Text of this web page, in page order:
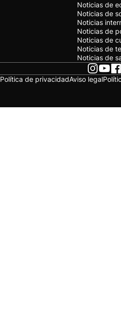
Noticias de
Noticias de
Noticias
Noticias de
Noticias de
Noticias de
Noticias de
Política de privacidadAviso legal